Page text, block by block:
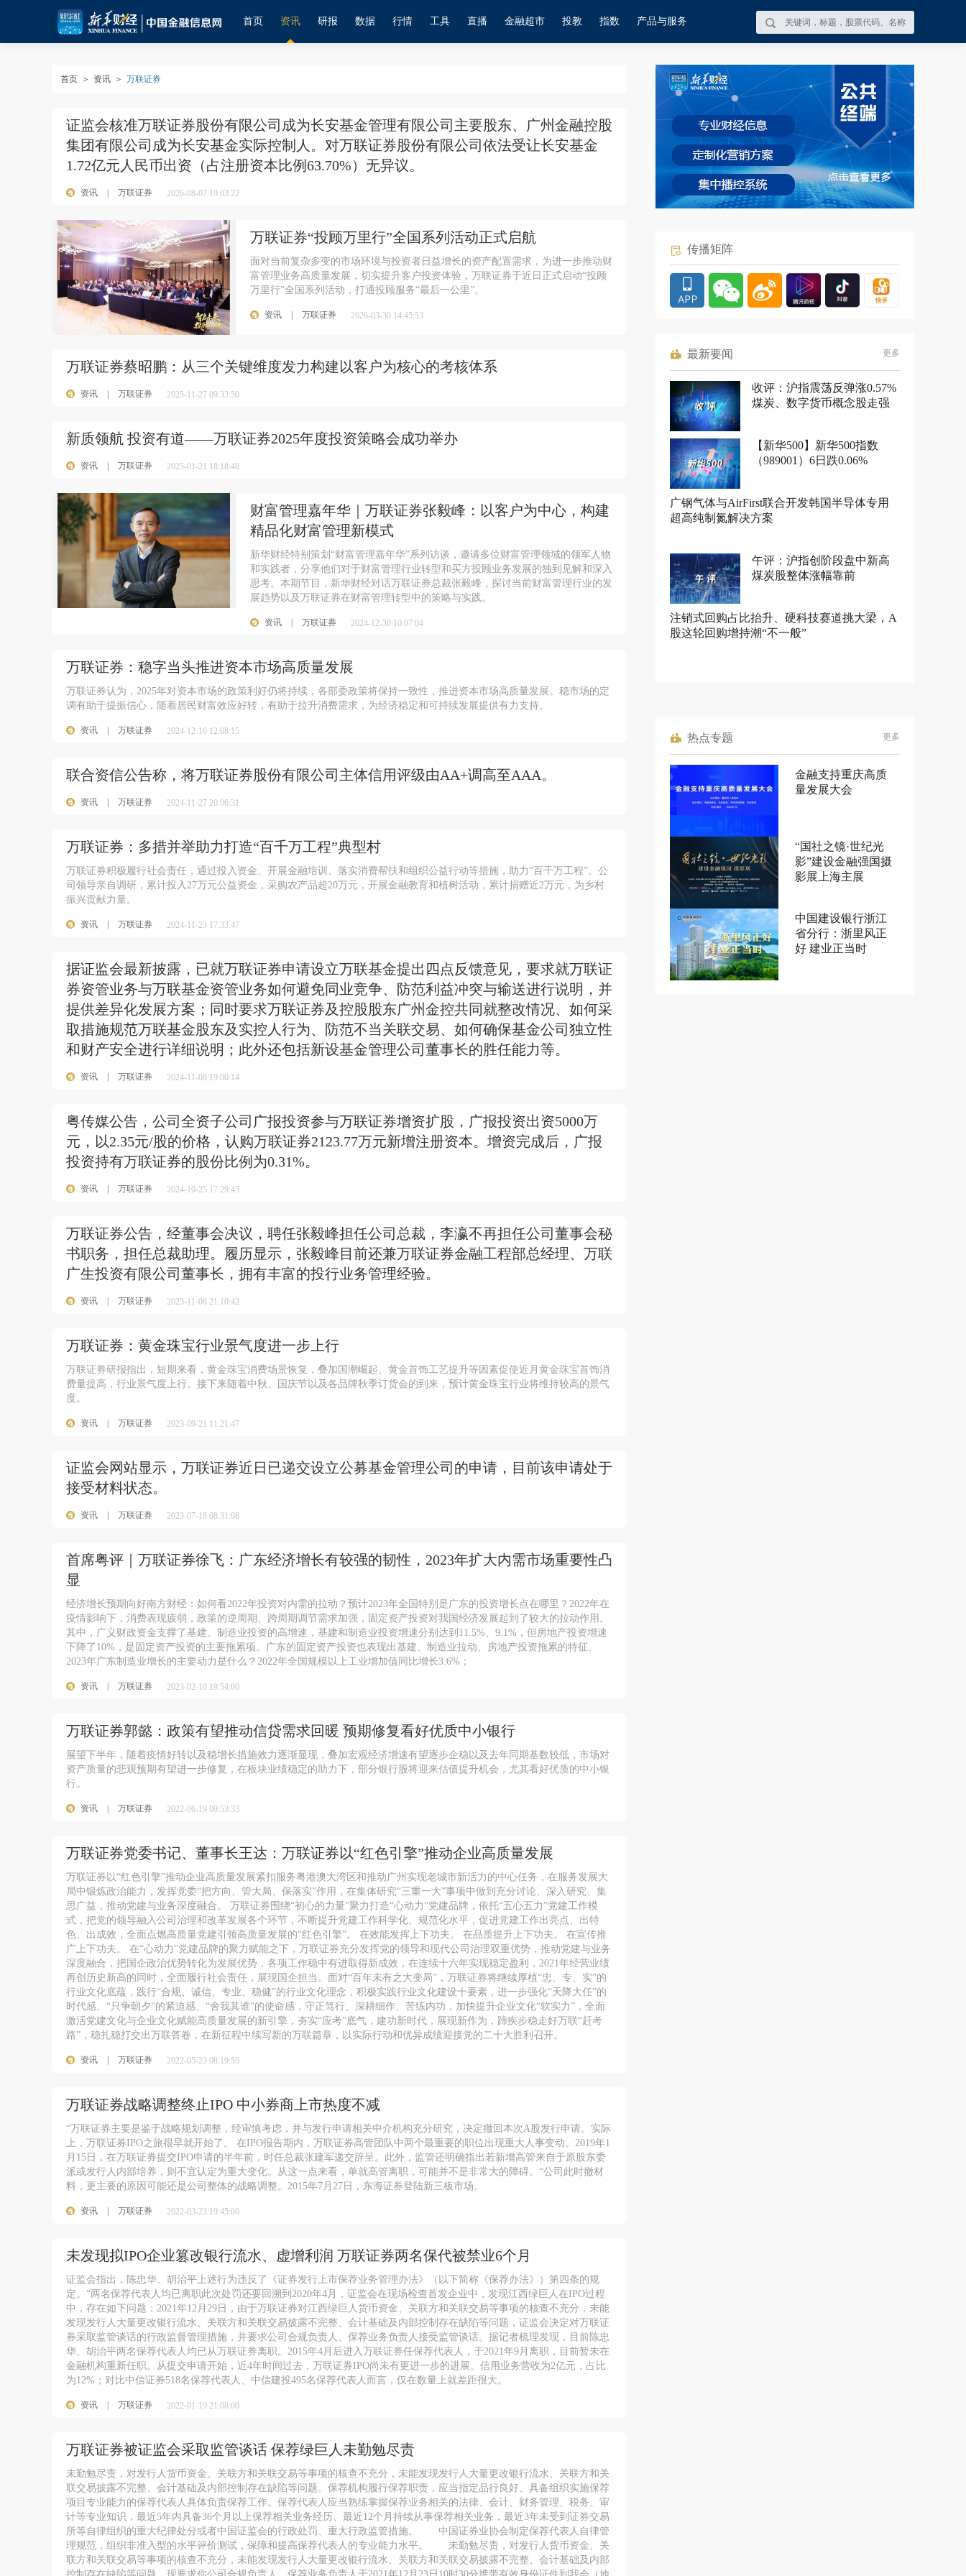
首页 资讯 研报 数据 行情 工具 直播 金融超市 投教 指数 产品与服务
首页 ＞ 资讯 ＞ 万联证券
证监会核准万联证券股份有限公司成为长安基金管理有限公司主要股东、广州金融控股
集团有限公司成为长安基金实际控制人。对万联证券股份有限公司依法受让长安基金
1.72亿元人民币出资（占注册资本比例63.70%）无异议。
资讯 万联证券 2026-08-07 19:03:22
万联证券“投顾万里行”全国系列活动正式启航
面对当前复杂多变的市场环境与投资者日益增长的资产配置需求，为进一步推动财
富管理业务高质量发展，切实提升客户投资体验，万联证券于近日正式启动“投顾
万里行”全国系列活动，打通投顾服务“最后一公里”。
资讯 万联证券 2026-03-30 14:45:53
万联证券蔡昭鹏：从三个关键维度发力构建以客户为核心的考核体系
资讯 万联证券 2025-11-27 09:33:50
新质领航 投资有道——万联证券2025年度投资策略会成功举办
资讯 万联证券 2025-01-21 18:18:48
财富管理嘉年华｜万联证券张毅峰：以客户为中心，构建
精品化财富管理新模式
新华财经特别策划“财富管理嘉年华”系列访谈，邀请多位财富管理领域的领军人物
和实践者，分享他们对于财富管理行业转型和买方投顾业务发展的独到见解和深入
思考。本期节目，新华财经对话万联证券总裁张毅峰，探讨当前财富管理行业的发
展趋势以及万联证券在财富管理转型中的策略与实践。
资讯 万联证券 2024-12-30 10:07:04
万联证券：稳字当头推进资本市场高质量发展
万联证券认为，2025年对资本市场的政策利好仍将持续，各部委政策将保持一致性，推进资本市场高质量发展。稳市场的定
调有助于提振信心，随着居民财富效应好转，有助于拉升消费需求，为经济稳定和可持续发展提供有力支持。
资讯 万联证券 2024-12-16 12:08:15
联合资信公告称，将万联证券股份有限公司主体信用评级由AA+调高至AAA。
资讯 万联证券 2024-11-27 20:06:31
万联证券：多措并举助力打造“百千万工程”典型村
万联证券积极履行社会责任，通过投入资金、开展金融培训、落实消费帮扶和组织公益行动等措施，助力“百千万工程”。公
司领导亲自调研，累计投入27万元公益资金，采购农产品超20万元，开展金融教育和植树活动，累计捐赠近2万元，为乡村
振兴贡献力量。
资讯 万联证券 2024-11-23 17:33:47
据证监会最新披露，已就万联证券申请设立万联基金提出四点反馈意见，要求就万联证
券资管业务与万联基金资管业务如何避免同业竞争、防范利益冲突与输送进行说明，并
提供差异化发展方案；同时要求万联证券及控股股东广州金控共同就整改情况、如何采
取措施规范万联基金股东及实控人行为、防范不当关联交易、如何确保基金公司独立性
和财产安全进行详细说明；此外还包括新设基金管理公司董事长的胜任能力等。
资讯 万联证券 2024-11-08 19:00:14
粤传媒公告，公司全资子公司广报投资参与万联证券增资扩股，广报投资出资5000万
元，以2.35元/股的价格，认购万联证券2123.77万元新增注册资本。增资完成后，广报
投资持有万联证券的股份比例为0.31%。
资讯 万联证券 2024-10-25 17:29:45
万联证券公告，经董事会决议，聘任张毅峰担任公司总裁，李瀛不再担任公司董事会秘
书职务，担任总裁助理。履历显示，张毅峰目前还兼万联证券金融工程部总经理、万联
广生投资有限公司董事长，拥有丰富的投行业务管理经验。
资讯 万联证券 2023-11-06 21:10:42
万联证券：黄金珠宝行业景气度进一步上行
万联证券研报指出，短期来看，黄金珠宝消费场景恢复，叠加国潮崛起、黄金首饰工艺提升等因素促使近月黄金珠宝首饰消
费量提高，行业景气度上行。接下来随着中秋、国庆节以及各品牌秋季订货会的到来，预计黄金珠宝行业将维持较高的景气
度。
资讯 万联证券 2023-09-21 11:21:47
证监会网站显示，万联证券近日已递交设立公募基金管理公司的申请，目前该申请处于
接受材料状态。
资讯 万联证券 2023-07-18 08:31:08
首席粤评｜万联证券徐飞：广东经济增长有较强的韧性，2023年扩大内需市场重要性凸
显
经济增长预期向好南方财经：如何看2022年投资对内需的拉动？预计2023年全国特别是广东的投资增长点在哪里？2022年在
疫情影响下，消费表现疲弱，政策的逆周期、跨周期调节需求加强，固定资产投资对我国经济发展起到了较大的拉动作用。
其中，广义财政资金支撑了基建、制造业投资的高增速，基建和制造业投资增速分别达到11.5%、9.1%，但房地产投资增速
下降了10%，是固定资产投资的主要拖累项。广东的固定资产投资也表现出基建、制造业拉动、房地产投资拖累的特征。
2023年广东制造业增长的主要动力是什么？2022年全国规模以上工业增加值同比增长3.6%；
资讯 万联证券 2023-02-10 19:54:00
万联证券郭懿：政策有望推动信贷需求回暖 预期修复看好优质中小银行
展望下半年，随着疫情好转以及稳增长措施效力逐渐显现，叠加宏观经济增速有望逐步企稳以及去年同期基数较低，市场对
资产质量的悲观预期有望进一步修复，在板块业绩稳定的助力下，部分银行股将迎来估值提升机会，尤其看好优质的中小银
行。
资讯 万联证券 2022-06-19 09:53:33
万联证券党委书记、董事长王达：万联证券以“红色引擎”推动企业高质量发展
万联证券以“红色引擎”推动企业高质量发展紧扣服务粤港澳大湾区和推动广州实现老城市新活力的中心任务，在服务发展大
局中锻炼政治能力，发挥党委“把方向、管大局、保落实”作用，在集体研究“三重一大”事项中做到充分讨论、深入研究、集
思广益，推动党建与业务深度融合。 万联证券围绕“初心的力量”聚力打造“心动力”党建品牌，依托“五心五力”党建工作模
式，把党的领导融入公司治理和改革发展各个环节，不断提升党建工作科学化、规范化水平，促进党建工作出亮点、出特
色、出成效，全面点燃高质量党建引领高质量发展的“红色引擎”。 在效能发挥上下功夫。 在品质提升上下功夫。 在宣传推
广上下功夫。 在“心动力”党建品牌的聚力赋能之下，万联证券充分发挥党的领导和现代公司治理双重优势，推动党建与业务
深度融合，把国企政治优势转化为发展优势，各项工作稳中有进取得新成效，在连续十六年实现稳定盈利，2021年经营业绩
再创历史新高的同时，全面履行社会责任，展现国企担当。面对“百年未有之大变局”，万联证券将继续厚植“忠、专、实”的
行业文化底蕴，践行“合规、诚信、专业、稳健”的行业文化理念，积极实践行业文化建设十要素，进一步强化“天降大任”的
时代感、“只争朝夕”的紧迫感、“舍我其谁”的使命感，守正笃行、深耕细作、苦练内功，加快提升企业文化“软实力”，全面
激活党建文化与企业文化赋能高质量发展的新引擎，夯实“应考”底气，建功新时代，展现新作为，蹄疾步稳走好万联“赶考
路”，稳扎稳打交出万联答卷，在新征程中续写新的万联篇章，以实际行动和优异成绩迎接党的二十大胜利召开。
资讯 万联证券 2022-05-23 08:19:59
万联证券战略调整终止IPO 中小券商上市热度不减
“万联证券主要是鉴于战略规划调整，经审慎考虑，并与发行申请相关中介机构充分研究，决定撤回本次A股发行申请。实际
上，万联证券IPO之旅很早就开始了。 在IPO报告期内，万联证券高管团队中两个最重要的职位出现重大人事变动。2019年1
月15日，在万联证券提交IPO申请的半年前，时任总裁张建军递交辞呈。此外，监管还明确指出若新增高管来自于原股东委
派或发行人内部培养，则不宜认定为重大变化。从这一点来看，单就高管离职，可能并不是非常大的障碍。“公司此时撤材
料，更主要的原因可能还是公司整体的战略调整。2015年7月27日，东海证券登陆新三板市场。
资讯 万联证券 2022-03-23 19:45:00
未发现拟IPO企业篡改银行流水、虚增利润 万联证券两名保代被禁业6个月
证监会指出，陈忠华、胡治平上述行为违反了《证券发行上市保荐业务管理办法》（以下简称《保荐办法》）第四条的规
定。”两名保荐代表人均已离职此次处罚还要回溯到2020年4月，证监会在现场检查首发企业中，发现江西绿巨人在IPO过程
中，存在如下问题：2021年12月29日，由于万联证券对江西绿巨人货币资金、关联方和关联交易等事项的核查不充分，未能
发现发行人大量更改银行流水、关联方和关联交易披露不完整、会计基础及内部控制存在缺陷等问题，证监会决定对万联证
券采取监管谈话的行政监督管理措施，并要求公司合规负责人、保荐业务负责人接受监管谈话。据记者梳理发现，目前陈忠
华、胡治平两名保荐代表人均已从万联证券离职。2015年4月后进入万联证券任保荐代表人，于2021年9月离职，目前暂未在
金融机构重新任职。从提交申请开始，近4年时间过去，万联证券IPO尚未有更进一步的进展。信用业务营收为2亿元，占比
为12%；对比中信证券518名保荐代表人、中信建投495名保荐代表人而言，仅在数量上就差距很大。
资讯 万联证券 2022-01-19 21:08:00
万联证券被证监会采取监管谈话 保荐绿巨人未勤勉尽责
未勤勉尽责，对发行人货币资金、关联方和关联交易等事项的核查不充分，未能发现发行人大量更改银行流水、关联方和关
联交易披露不完整、会计基础及内部控制存在缺陷等问题。保荐机构履行保荐职责，应当指定品行良好、具备组织实施保荐
项目专业能力的保荐代表人具体负责保荐工作。保荐代表人应当熟练掌握保荐业务相关的法律、会计、财务管理、税务、审
计等专业知识，最近5年内具备36个月以上保荐相关业务经历、最近12个月持续从事保荐相关业务，最近3年未受到证券交易
所等自律组织的重大纪律处分或者中国证监会的行政处罚、重大行政监管措施。 中国证券业协会制定保荐代表人自律管
理规范，组织非准入型的水平评价测试，保障和提高保荐代表人的专业能力水平。 未勤勉尽责，对发行人货币资金、关
联方和关联交易等事项的核查不充分，未能发现发行人大量更改银行流水、关联方和关联交易披露不完整、会计基础及内部
传播矩阵
最新要闻 更多
收评：沪指震荡反弹涨0.57%
煤炭、数字货币概念股走强
【新华500】新华500指数
（989001）6日跌0.06%
广钢气体与AirFirst联合开发韩国半导体专用
超高纯制氮解决方案
午评：沪指创阶段盘中新高
煤炭股整体涨幅靠前
注销式回购占比抬升、硬科技赛道挑大梁，A
股这轮回购增持潮“不一般”
热点专题 更多
金融支持重庆高质
量发展大会
“国社之镜·世纪光
影”建设金融强国摄
影展上海主展
中国建设银行浙江
省分行：浙里风正
好 建业正当时